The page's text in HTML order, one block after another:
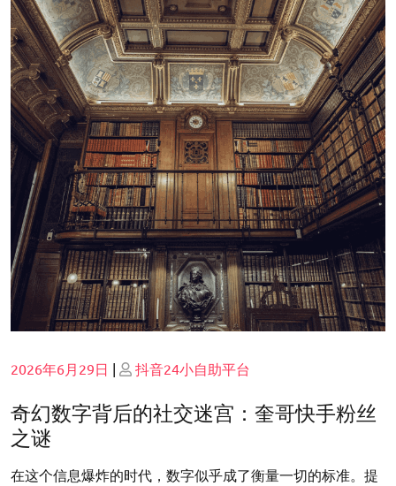
Posted
2026年6月29日 | Posted
抖音24小自助平台
奇幻数字背后的社交迷宫：奎哥快手粉丝
之谜
在这个信息爆炸的时代，数字似乎成了衡量一切的标准。提